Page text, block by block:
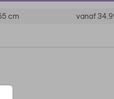
cm vanaf